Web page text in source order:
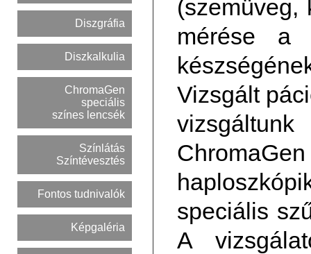
Diszgráfia
Diszkalkulia
ChromaGen
speciális
színes lencsék
Színlátás
Színtévesztés
Fontos tudnivalók
Képgaléria
(szemüveg,
mérése a
Vizsgált
speciális
A